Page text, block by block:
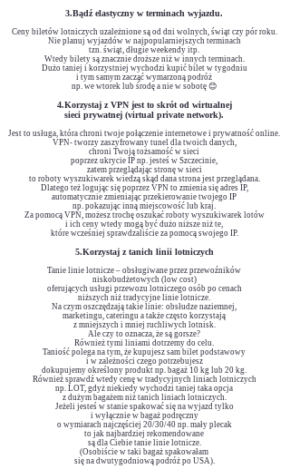
3.Bądź elastyczny w terminach wyjazdu.
Ceny biletów lotniczych uzależnione są od dni wolnych, świąt czy pór roku.
Nie planuj wyjazdów w najpopularniejszych terminach
tzn. świąt, długie weekendy itp.
Wtedy bilety są znacznie droższe niż w innych terminach.
Dużo taniej i korzystniej wychodzi kupić bilet w tygodniu
i tym samym zacząć wymarzoną podróż
np. we wtorek lub środę a nie w sobotę 😊
4.Korzystaj z VPN jest to skrót od wirtualnej
sieci prywatnej (virtual private network).
Jest to usługa, która chroni twoje połączenie internetowe i prywatność online.
VPN- tworzy zaszyfrowany tunel dla twoich danych,
chroni Twoją tożsamość w sieci
poprzez ukrycie IP np. jesteś w Szczecinie,
zatem przeglądając stronę w sieci
to roboty wyszukiwarek wiedzą skąd dana strona jest przeglądana.
Dlatego też logując się poprzez VPN to zmienia się adres IP,
automatycznie zmieniając przekierowanie twojego IP
np. pokazując inną miejscowość lub kraj.
Za pomocą VPN, możesz trochę oszukać roboty wyszukiwarek lotów
i ich ceny wtedy mogą być dużo niższe niż te,
które wcześniej sprawdzaliście za pomocą swojego IP.
5.Korzystaj z tanich linii lotniczych
Tanie linie lotnicze – obsługiwane przez przewoźników
niskobudżetowych (low cost)
oferujących usługi przewozu lotniczego osób po cenach
niższych niż tradycyjne linie lotnicze.
Na czym oszczędzają takie linie: obsłudze naziemnej,
marketingu, cateringu a także często korzystają
z mniejszych i mniej ruchliwych lotnisk.
Ale czy to oznacza, że są gorsze?
Również tymi liniami dotrzemy do celu.
Taniość polega na tym, że kupujesz sam bilet podstawowy
i w zależności czego potrzebujesz
dokupujemy określony produkt np. bagaż 10 kg lub 20 kg.
Również sprawdź wtedy cenę w tradycyjnych liniach lotniczych
np. LOT, gdyż niekiedy wychodzi taniej taka opcja
z dużym bagażem niż tanich liniach lotniczych.
Jeżeli jesteś w stanie spakować się na wyjazd tylko
i wyłącznie w bagaż podręczny
o wymiarach najczęściej 20/30/40 np. mały plecak
to jak najbardziej rekomendowane
są dla Ciebie tanie linie lotnicze.
(Osobiście w taki bagaż spakowałam
się na dwutygodniową podróż po USA).